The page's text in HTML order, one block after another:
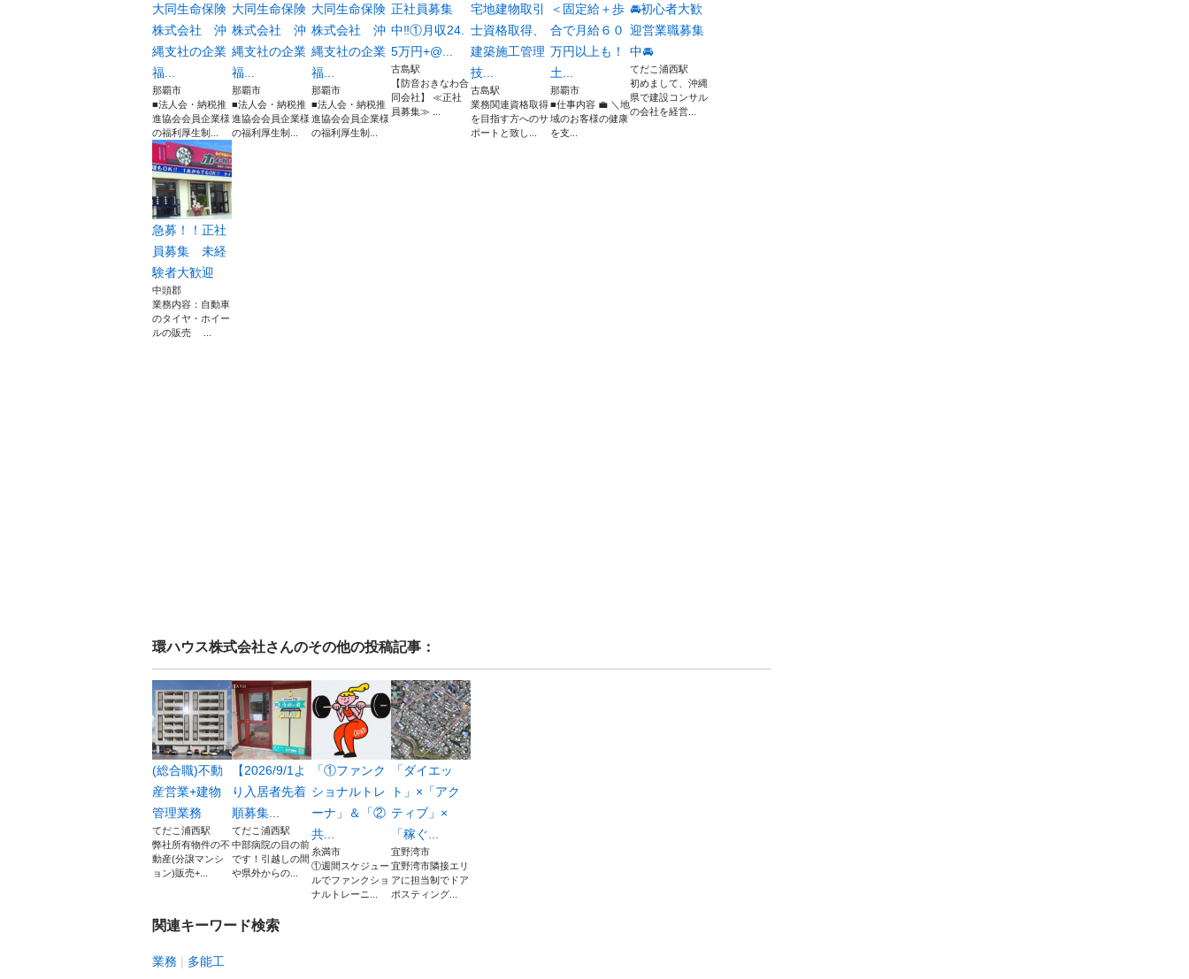
大同生命保険
株式会社 沖
縄支社の企業
福...
那覇市
■法人会・納税推
進協会会員企業様
の福利厚生制...
大同生命保険
株式会社 沖
縄支社の企業
福...
那覇市
■法人会・納税推
進協会会員企業様
の福利厚生制...
大同生命保険
株式会社 沖
縄支社の企業
福...
那覇市
■法人会・納税推
進協会会員企業様
の福利厚生制...
正社員募集
中‼︎①月収24.
5万円+@...
古島駅
【防音おきなわ合
同会社】 ≪正社
員募集≫ ...
宅地建物取引
士資格取得、
建築施工管理
技...
古島駅
業務関連資格取得
を目指す方へのサ
ポートと致し...
＜固定給＋歩
合で月給６０
万円以上も！
土...
那覇市
■仕事内容 💼 ＼地
域のお客様の健康
を支...
🚘初心者大歓
迎営業職募集
中🚘
てだこ浦西駅
初めまして、沖縄
県で建設コンサル
の会社を経営...
急募！！正社
員募集 未経
験者大歓迎
中頭郡
業務内容：自動車
のタイヤ・ホイー
ルの販売 ...
環ハウス株式会社さんのその他の投稿記事：
(総合職)不動
産営業+建物
管理業務
てだこ浦西駅
弊社所有物件の不
動産(分譲マンシ
ョン)販売+...
【2026/9/1よ
り入居者先着
順募集...
てだこ浦西駅
中部病院の目の前
です！引越しの間
や県外からの...
「①ファンク
ショナルトレ
ーナ」＆「②
共...
糸満市
①週間スケジュー
ルでファンクショ
ナルトレーニ...
「ダイエッ
ト」×「アク
ティブ」×
「稼ぐ...
宜野湾市
宜野湾市隣接エリ
アに担当制でドア
ポスティング...
関連キーワード検索
業務 多能工